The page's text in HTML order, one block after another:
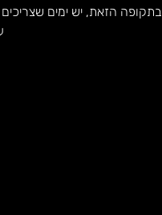
בתקופה הזאת, יש ימים